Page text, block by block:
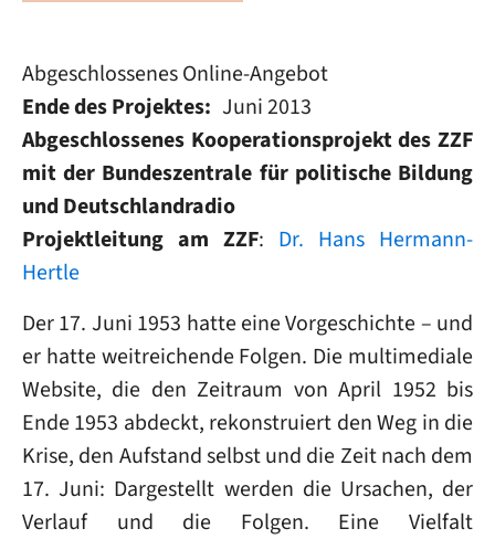
Abgeschlossenes Online-Angebot
Ende des Projektes Juni 2013
Abgeschlossenes Kooperationsprojekt des ZZF
mit der Bundeszentrale für politische Bildung
und Deutschlandradio
Projektleitung am ZZF: Dr. Hans Hermann-
Hertle
Der 17. Juni 1953 hatte eine Vorgeschichte – und
er hatte weitreichende Folgen. Die multimediale
Website, die den Zeitraum von April 1952 bis
Ende 1953 abdeckt, rekonstruiert den Weg in die
Krise, den Aufstand selbst und die Zeit nach dem
17. Juni: Dargestellt werden die Ursachen, der
Verlauf und die Folgen. Eine Vielfalt